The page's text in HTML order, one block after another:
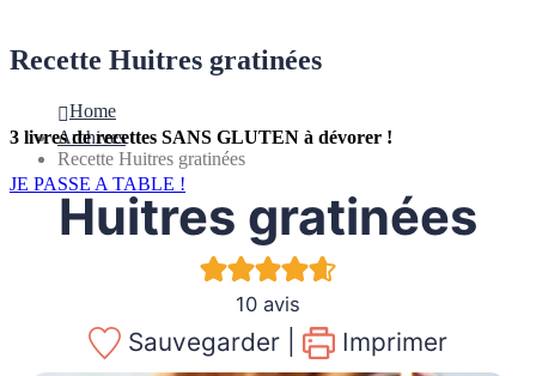
Recette Huitres gratinées
Home
Archives
Recette Huitres gratinées
3 livres de recettes SANS GLUTEN à dévorer !
JE PASSE A TABLE !
Huitres gratinées
10 avis
Sauvegarder | Imprimer